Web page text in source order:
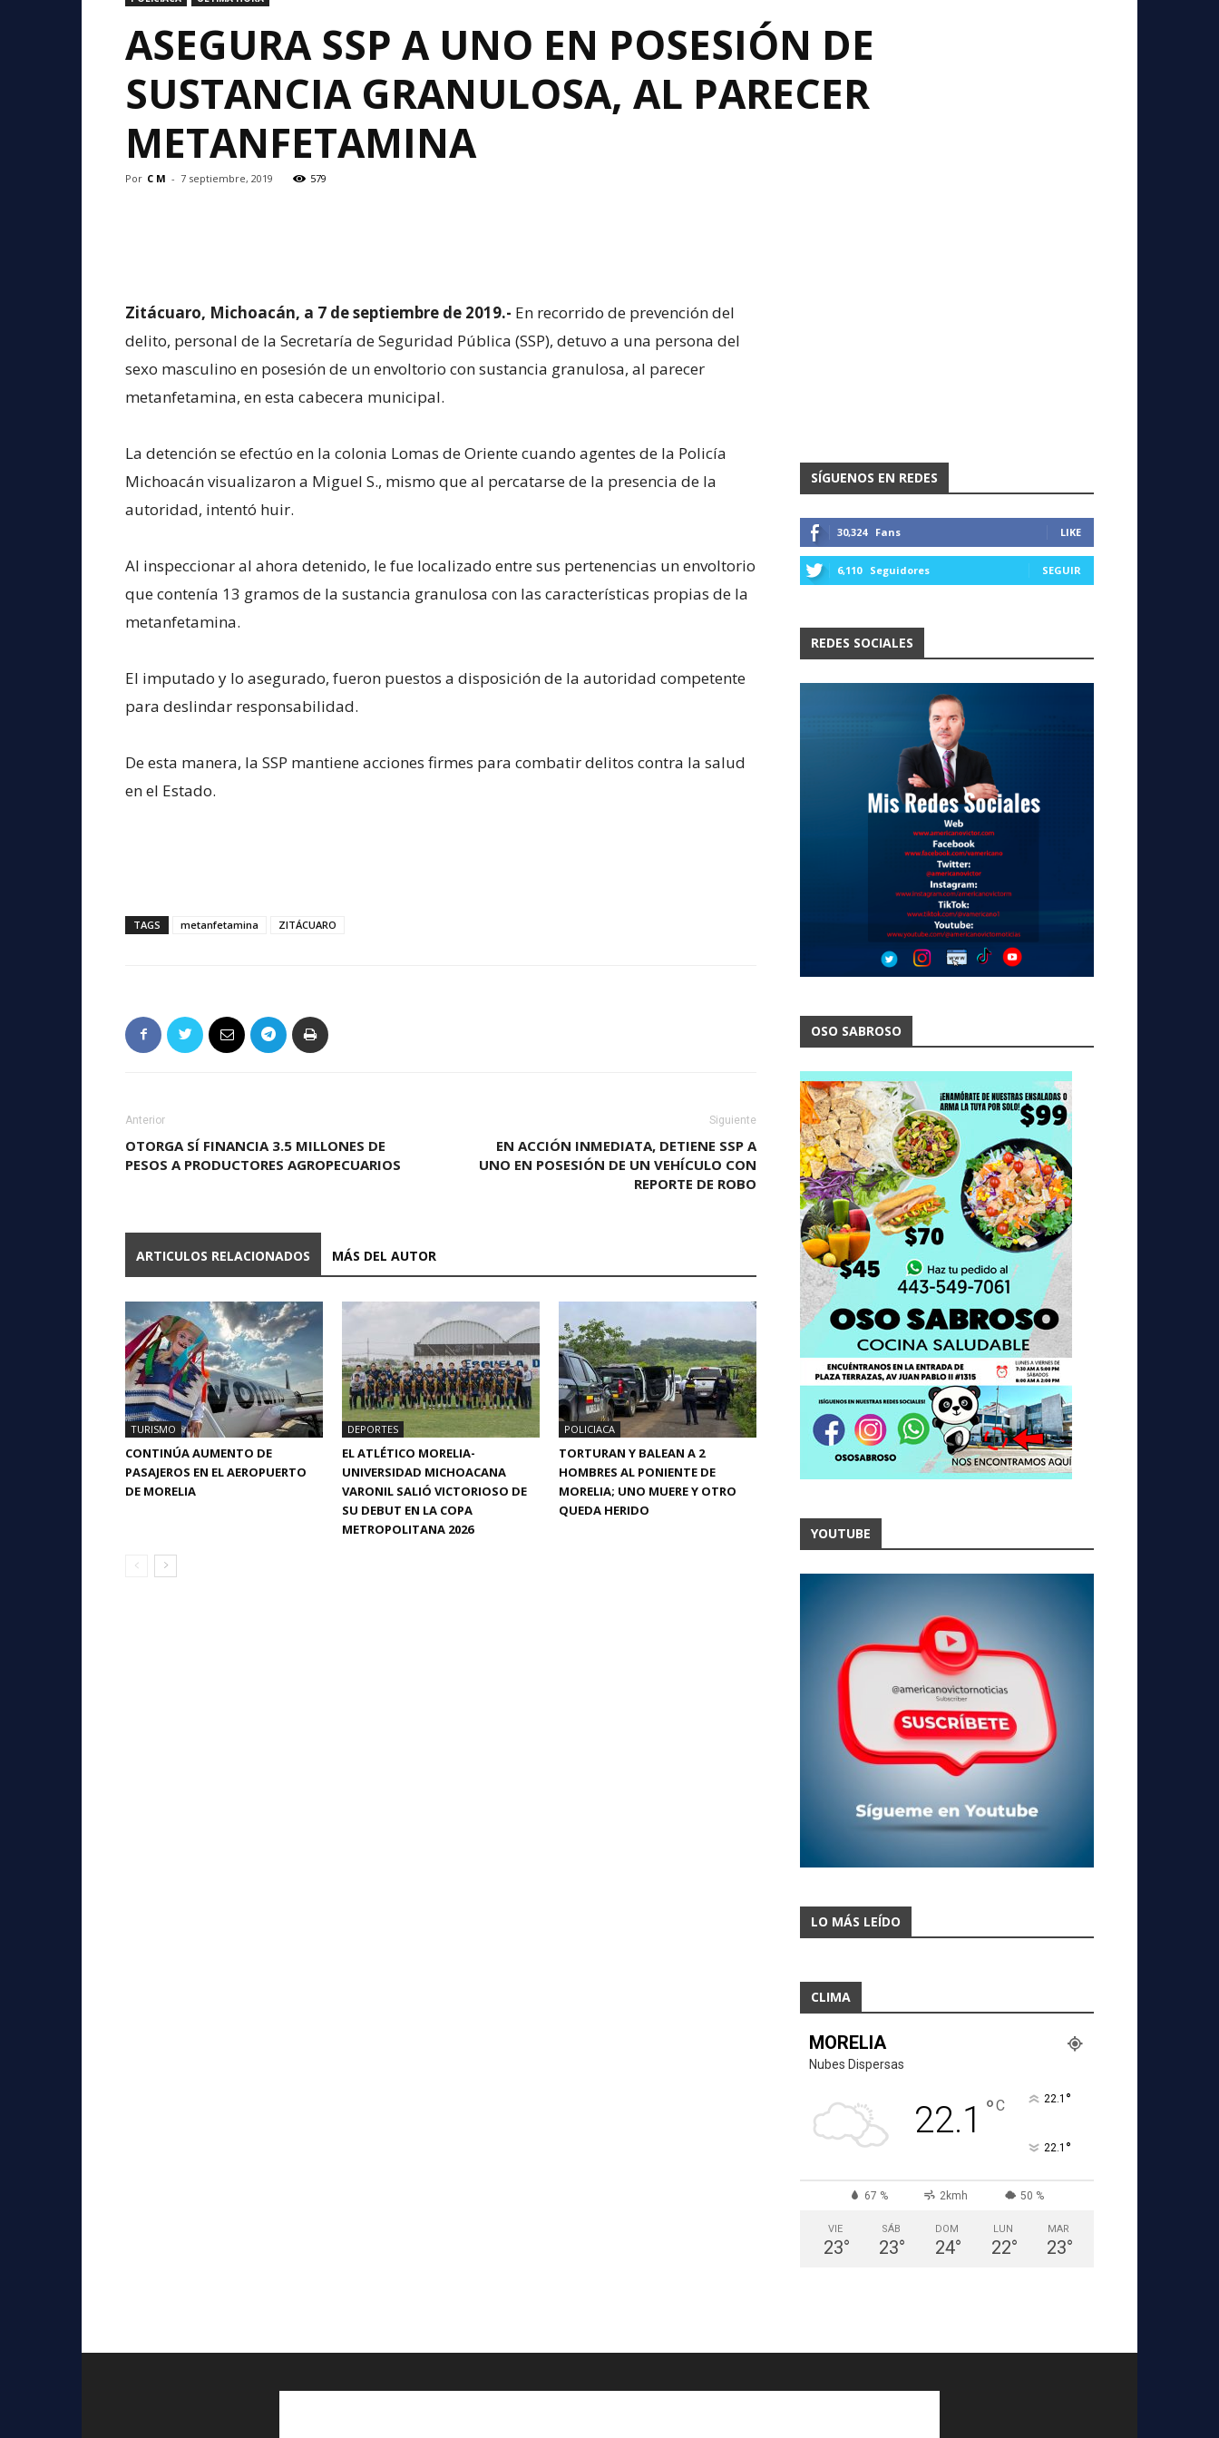
ASEGURA SSP A UNO EN POSESIÓN DE
SUSTANCIA GRANULOSA, AL PARECER
METANFETAMINA
Por C M - 7 septiembre, 2019 579
Zitácuaro, Michoacán, a 7 de septiembre de 2019.- En recorrido de prevención del
delito, personal de la Secretaría de Seguridad Pública (SSP), detuvo a una persona del
sexo masculino en posesión de un envoltorio con sustancia granulosa, al parecer
metanfetamina, en esta cabecera municipal.
La detención se efectúo en la colonia Lomas de Oriente cuando agentes de la Policía
Michoacán visualizaron a Miguel S., mismo que al percatarse de la presencia de la
autoridad, intentó huir.
Al inspeccionar al ahora detenido, le fue localizado entre sus pertenencias un envoltorio
que contenía 13 gramos de la sustancia granulosa con las características propias de la
metanfetamina.
El imputado y lo asegurado, fueron puestos a disposición de la autoridad competente
para deslindar responsabilidad.
De esta manera, la SSP mantiene acciones firmes para combatir delitos contra la salud
en el Estado.
TAGS metanfetamina ZITÁCUARO
Anterior
OTORGA SÍ FINANCIA 3.5 MILLONES DE
PESOS A PRODUCTORES AGROPECUARIOS
Siguiente
EN ACCIÓN INMEDIATA, DETIENE SSP A
UNO EN POSESIÓN DE UN VEHÍCULO CON
REPORTE DE ROBO
ARTICULOS RELACIONADOS MÁS DEL AUTOR
TURISMO
CONTINÚA AUMENTO DE
PASAJEROS EN EL AEROPUERTO
DE MORELIA
DEPORTES
EL ATLÉTICO MORELIA-
UNIVERSIDAD MICHOACANA
VARONIL SALIÓ VICTORIOSO DE
SU DEBUT EN LA COPA
METROPOLITANA 2026
POLICIACA
TORTURAN Y BALEAN A 2
HOMBRES AL PONIENTE DE
MORELIA; UNO MUERE Y OTRO
QUEDA HERIDO
SÍGUENOS EN REDES
30,324 Fans LIKE
6,110 Seguidores SEGUIR
REDES SOCIALES
OSO SABROSO
YOUTUBE
LO MÁS LEÍDO
CLIMA
MORELIA
Nubes Dispersas
22.1 °C 22.1 °
22.1 °
67 % 2kmh 50 %
VIE
23°
SÁB
23°
DOM
24°
LUN
22°
MAR
23°